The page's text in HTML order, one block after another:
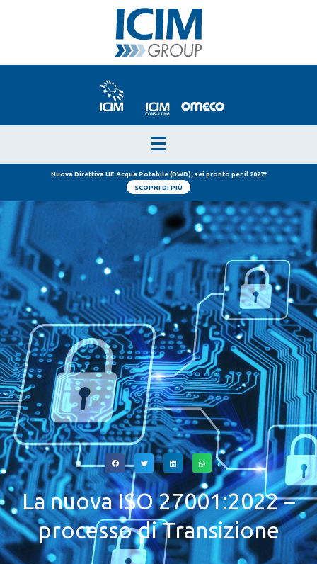
Nuova Direttiva UE Acqua Potabile (DWD), sei pronto per il 2027?
SCOPRI DI PIÙ
La nuova ISO 27001:2022 –
processo di Transizione